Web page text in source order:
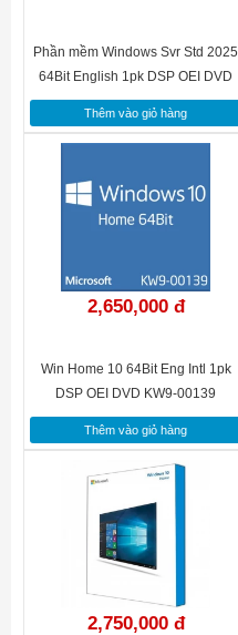
Phần mềm Windows Svr Std 2025
64Bit English 1pk DSP OEI DVD
16 Core P/N: EP2-25187
Thêm vào giỏ hàng
2,650,000 đ
Win Home 10 64Bit Eng Intl 1pk
DSP OEI DVD KW9-00139
Thêm vào giỏ hàng
2,750,000 đ